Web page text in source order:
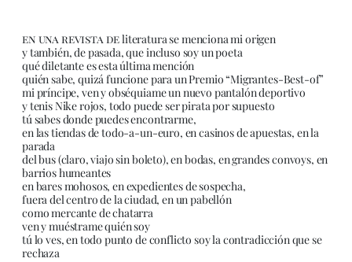
en una revista deliteratura se menciona mi origen
y también, de pasada, que incluso soy un poeta
qué diletante es esta última mención
quién sabe, quizá funcione para un Premio “Migrantes-Best-of”
mi príncipe, ven y obséquiame un nuevo pantalón deportivo
y tenis Nike rojos, todo puede ser pirata por supuesto
tú sabes donde puedes encontrarme,
en las tiendas de todo-a-un-euro, en casinos de apuestas, en la
parada
del bus (claro, viajo sin boleto), en bodas, en grandes convoys, en
barrios humeantes
en bares mohosos, en expedientes de sospecha,
fuera del centro de la ciudad, en un pabellón
como mercante de chatarra
ven y muéstrame quién soy
tú lo ves, en todo punto de conflicto soy la contradicción que se
rechaza